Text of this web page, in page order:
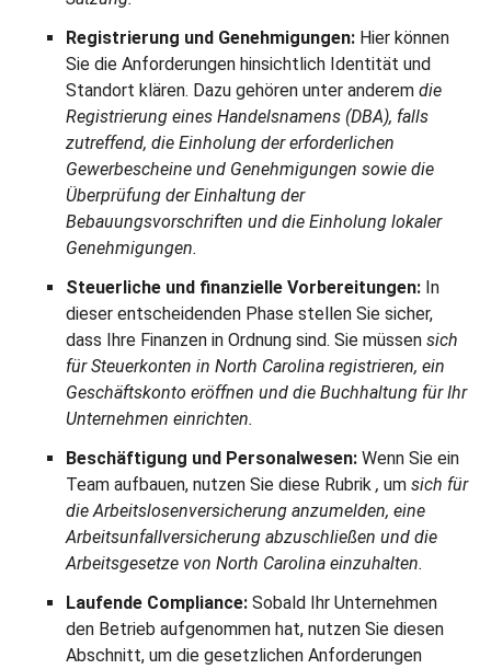
Registrierung und Genehmigungen: Hier können
Sie die Anforderungen hinsichtlich Identität und
Standort klären. Dazu gehören unter anderem die
Registrierung eines Handelsnamens (DBA), falls
zutreffend, die Einholung der erforderlichen
Gewerbescheine und Genehmigungen sowie die
Überprüfung der Einhaltung der
Bebauungsvorschriften und die Einholung lokaler
Genehmigungen.
Steuerliche und finanzielle Vorbereitungen: In
dieser entscheidenden Phase stellen Sie sicher,
dass Ihre Finanzen in Ordnung sind. Sie müssen sich
für Steuerkonten in North Carolina registrieren, ein
Geschäftskonto eröffnen und die Buchhaltung für Ihr
Unternehmen einrichten.
Beschäftigung und Personalwesen: Wenn Sie ein
Team aufbauen, nutzen Sie diese Rubrik , um sich für
die Arbeitslosenversicherung anzumelden, eine
Arbeitsunfallversicherung abzuschließen und die
Arbeitsgesetze von North Carolina einzuhalten.
Laufende Compliance: Sobald Ihr Unternehmen
den Betrieb aufgenommen hat, nutzen Sie diesen
Abschnitt, um die gesetzlichen Anforderungen